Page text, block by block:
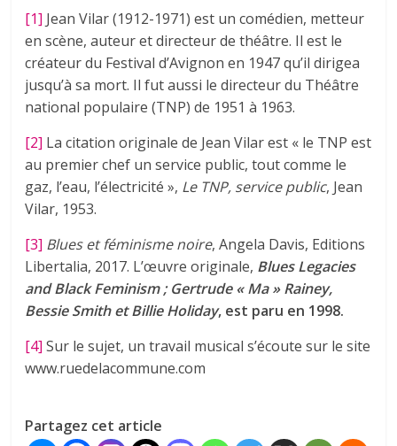
[1] Jean Vilar (1912-1971) est un comédien, metteur
en scène, auteur et directeur de théâtre. Il est le
créateur du Festival d’Avignon en 1947 qu’il dirigea
jusqu’à sa mort. Il fut aussi le directeur du Théâtre
national populaire (TNP) de 1951 à 1963.
[2] La citation originale de Jean Vilar est « le TNP est
au premier chef un service public, tout comme le
gaz, l’eau, l’électricité », Le TNP, service public, Jean
Vilar, 1953.
[3] Blues et féminisme noire, Angela Davis, Editions
Libertalia, 2017. L’œuvre originale, Blues Legacies
and Black Feminism ; Gertrude « Ma » Rainey,
Bessie Smith et Billie Holiday, est paru en 1998.
[4] Sur le sujet, un travail musical s’écoute sur le site
www.ruedelacommune.com
Partagez cet article